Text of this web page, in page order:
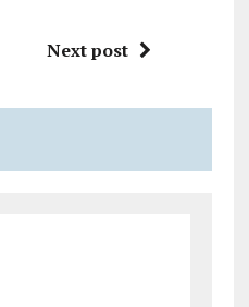
g
ai a
Next post